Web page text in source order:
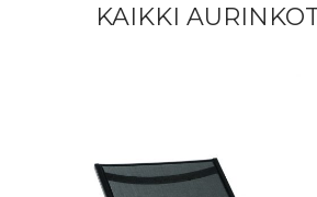
KAIKKI